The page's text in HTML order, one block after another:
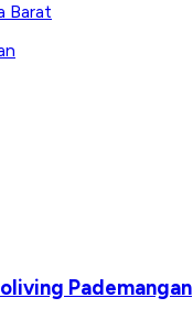
Barat
Pademangan